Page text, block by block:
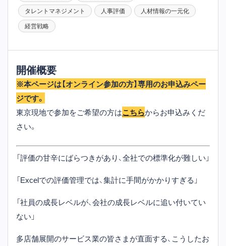
タレントマネジメント
人事評価
人材情報の一元化
経営戦略
開催概要
※本ページは【オンライン参加の方】専用のお申込みペー
ジです。
東京現地で参加をご希望の方はこちらからお申込みくだ
さい。
「評価の甘辛にばらつきがあり、全社での標準化が難しい」
「Excelでの評価管理では、集計に手間がかかりすぎる」
「社員の成長レベルが、会社の成長レベルに追い付いてい
ない」
多店舗展開のサービス業の皆さまが直面する、こうしたお